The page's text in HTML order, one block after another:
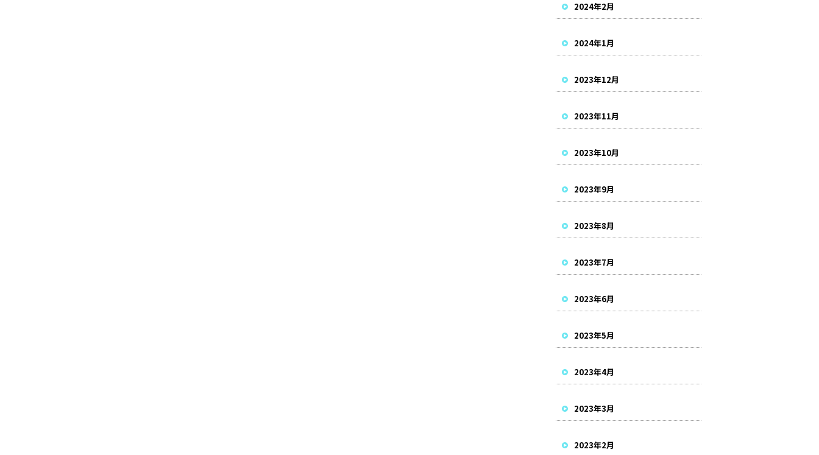
2024年2月
2024年1月
2023年12月
2023年11月
2023年10月
2023年9月
2023年8月
2023年7月
2023年6月
2023年5月
2023年4月
2023年3月
2023年2月